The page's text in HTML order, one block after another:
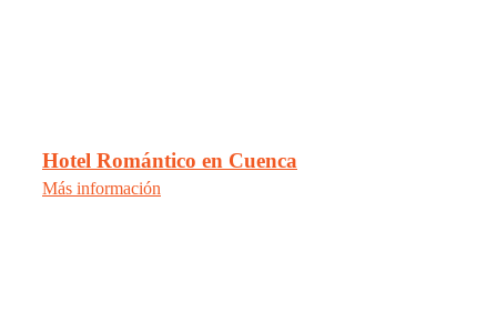
Hotel Romántico en Cuenca
Más información